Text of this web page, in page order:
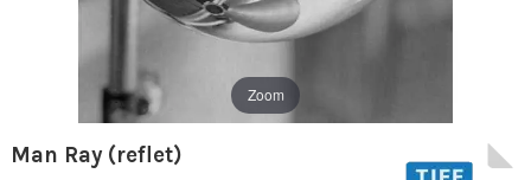
Zoom
Man Ray (reflet)